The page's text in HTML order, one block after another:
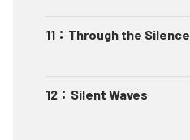
11 ： Through the Silence
12 ： Silent Waves